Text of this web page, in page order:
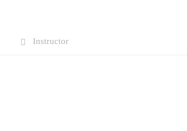
Instructor